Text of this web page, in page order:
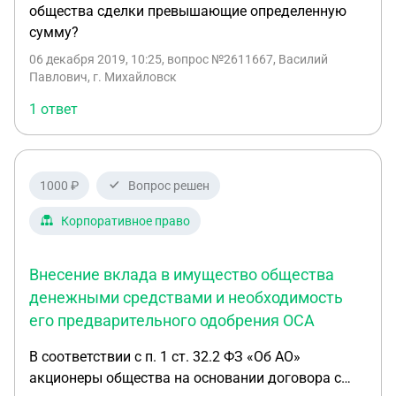
общества сделки превышающие определенную
сумму?
06 декабря 2019, 10:25, вопрос №2611667, Василий
Павлович, г. Михайловск
1 ответ
1000 ₽ Вопрос решен
Корпоративное право
Внесение вклада в имущество общества
денежными средствами и необходимость
его предварительного одобрения ОСА
В соответствии с п. 1 ст. 32.2 ФЗ «Об АО»
акционеры общества на основании договора с